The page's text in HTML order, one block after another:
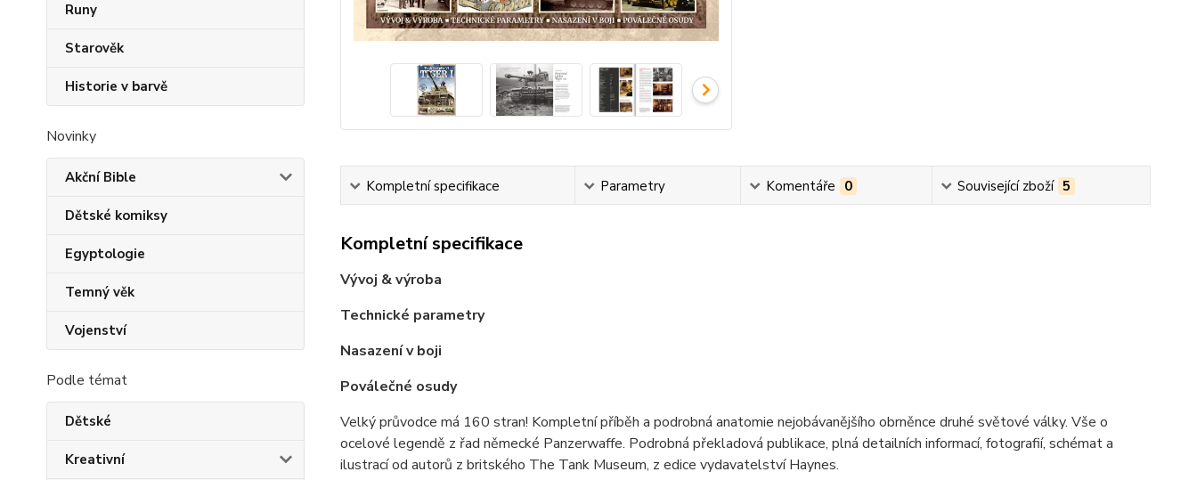
Runy
Starověk
Historie v barvě
Novinky
Akční Bible
Dětské komiksy
Egyptologie
Temný věk
Vojenství
Podle témat
Dětské
Kreativní
Kompletní specifikace Parametry Komentáře 0 Související zboží 5
Kompletní specifikace
Vývoj & výroba
Technické parametry
Nasazení v boji
Poválečné osudy
Velký průvodce má 160 stran! Kompletní příběh a podrobná anatomie nejobávanějšího obrněnce druhé světové války. Vše o
ocelové legendě z řad německé Panzerwaffe. Podrobná překladová publikace, plná detailních informací, fotografií, schémat a
ilustrací od autorů z britského The Tank Museum, z edice vydavatelství Haynes.